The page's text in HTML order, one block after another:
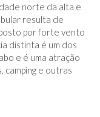
norte da alta e
resulta de
por forte vento
distinta é um dos
e é uma atração
camping e outras